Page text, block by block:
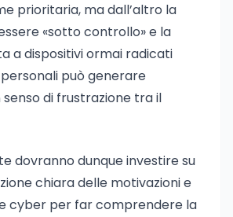
prioritaria, ma dall’altro la
«sotto controllo» e la
a dispositivi ormai radicati
può generare
di frustrazione tra il
dovranno dunque investire su
chiara delle motivazioni e
cyber per far comprendere la